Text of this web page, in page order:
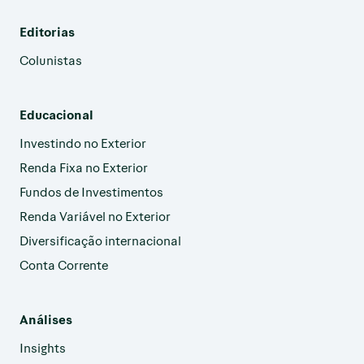
Editorias
Colunistas
Educacional
Investindo no Exterior
Renda Fixa no Exterior
Fundos de Investimentos
Renda Variável no Exterior
Diversificação internacional
Conta Corrente
Análises
Insights